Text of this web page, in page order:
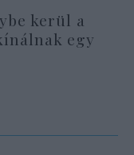
kerül a
egy